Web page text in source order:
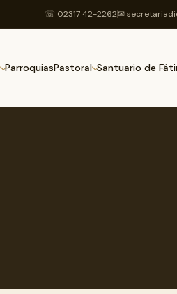
☏ 02317 42-2262✉
ParroquiasPastoral Santuario de